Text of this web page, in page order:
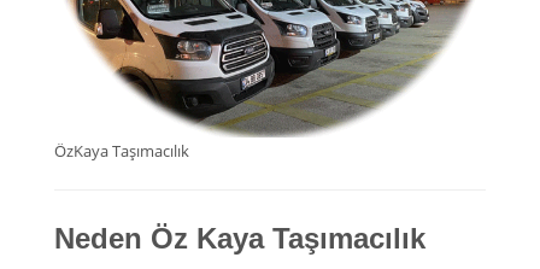
ÖzKaya Taşımacılık
Neden Öz Kaya Taşımacılık